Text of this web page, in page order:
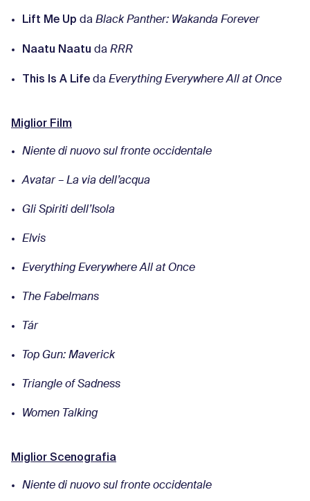
Lift Me Up da Black Panther: Wakanda Forever
Naatu Naatu da RRR
This Is A Life da Everything Everywhere All at Once
Miglior Film
Niente di nuovo sul fronte occidentale
Avatar – La via dell’acqua
Gli Spiriti dell’Isola
Elvis
Everything Everywhere All at Once
The Fabelmans
Tár
Top Gun: Maverick
Triangle of Sadness
Women Talking
Miglior Scenografia
Niente di nuovo sul fronte occidentale